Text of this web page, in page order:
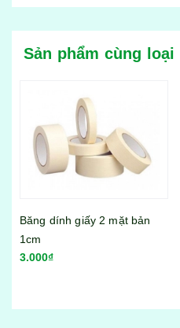
Sản phẩm cùng loại